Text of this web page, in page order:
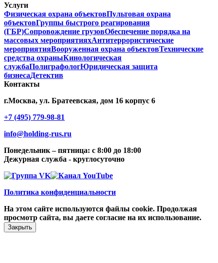
Услуги
Физическая охрана объектовПультовая охрана
объектовГруппы быстрого реагирования
(ГБР)Сопровождение грузовОбеспечение порядка на
массовых мероприятияхАнтитеррористические
мероприятияВооруженная охрана объектовТехнические
средства охраныКинологическая
службаПолиграфологЮридическая защита
бизнесаДетектив
Контакты
г.Москва, ул. Братеевская, дом 16 корпус 6
+7 (495) 779-98-81
info@holding-rus.ru
Понедельник – пятница: с 8:00 до 18:00
Дежурная служба - круглосуточно
Политика конфиденциальности
На этом сайте используются файлы cookie. Продолжая
просмотр сайта, вы даете согласие на их использование.
Закрыть